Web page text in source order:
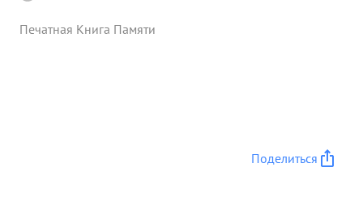
Печатная Книга Памяти
Поделиться